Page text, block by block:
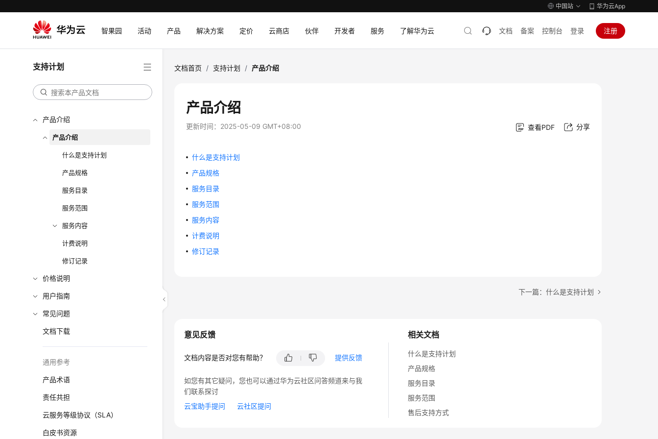
中国站 华为云App
智果园 活动 产品 解决方案 定价 云商店 伙伴 开发者 服务 了解华为云 文档 备案 控制台 登录 注册
支持计划
产品介绍
产品介绍
什么是支持计划
产品规格
服务目录
服务范围
服务内容
计费说明
修订记录
价格说明
用户指南
常见问题
文档下载
通用参考
产品术语
责任共担
云服务等级协议（SLA）
白皮书资源
文档首页 / 支持计划 / 产品介绍
产品介绍
更新时间： 2025-05-09 GMT+08:00 查看PDF 分享
什么是支持计划
产品规格
服务目录
服务范围
服务内容
计费说明
修订记录
下一篇：什么是支持计划
相关文档
什么是支持计划
产品规格
服务目录
服务范围
售后支持方式
意见反馈
文档内容是否对您有帮助？ 提供反馈
如您有其它疑问，您也可以通过华为云社区问答频道来与我
们联系探讨
云宝助手提问
云社区提问